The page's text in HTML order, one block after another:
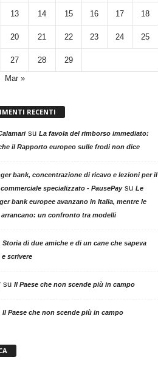
13 14 15 16 17 18
20 21 22 23 24 25
27 28
29
Mar »
RECENTI
su La favola del rimborso immediato:
il Rapporto europeo sulle frodi non dice
bank, concentrazione di ricavo e lezioni per il
specializzato - PausePaysu Le
bank europee avanzano in Italia, mentre le
arrancano: un confronto tra modelli
Storia di due amiche e di un cane che sapeva
e scrivere
su Il Paese che non scende più in campo
Il Paese che non scende più in campo